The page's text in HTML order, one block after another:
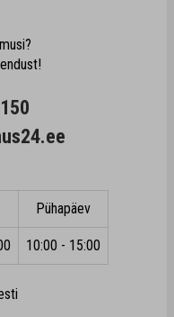
Pühapäev
10:00 - 15:00